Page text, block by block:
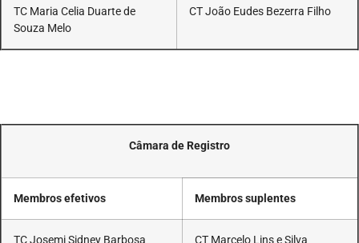
TC Maria Celia Duarte de
Souza Melo
CT João Eudes Bezerra Filho
Câmara de Registro
Membros efetivos Membros suplentes
TC Josemi Sidney Barbosa CT Marcelo Lins e Silva